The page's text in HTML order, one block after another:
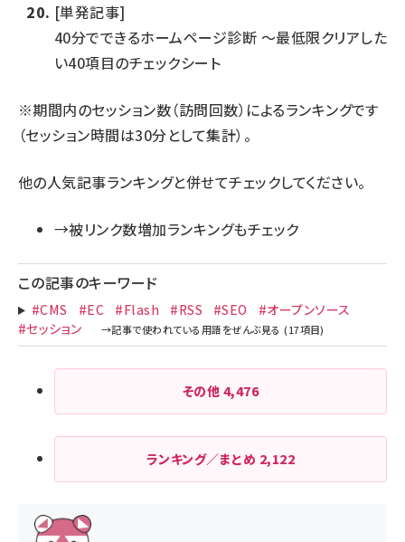
[単発記事]
40分でできるホームページ診断 ～最低限クリアした
い40項目のチェックシート
※期間内のセッション数（訪問回数）によるランキングです
（セッション時間は30分として集計）。
他の人気記事ランキングと併せてチェックしてください。
→被リンク数増加ランキングもチェック
この記事のキーワード
#CMS #EC #Flash #RSS #SEO
#オープンソース
#セッション
その他 4,476
ランキング／まとめ 2,122